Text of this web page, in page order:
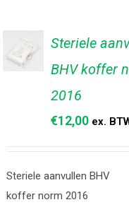
TOEVOEGEN
WINKELWAGEN
Steriele
BHV koffer
2016
€12,00 ex.
Steriele aanvullen BHV
koffer norm 2016